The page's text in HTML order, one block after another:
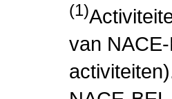
(1)
van